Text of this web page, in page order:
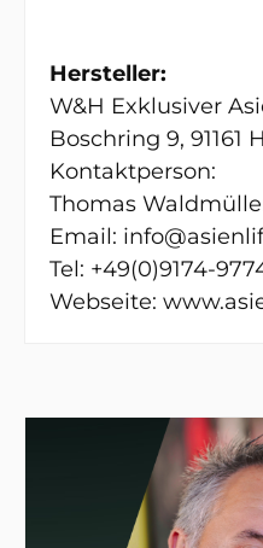
Hersteller:
W&H Exklusiver
Boschring 9,
Kontaktperson:
Thomas
Email:
Tel: +49(0)9174-
Webseite: